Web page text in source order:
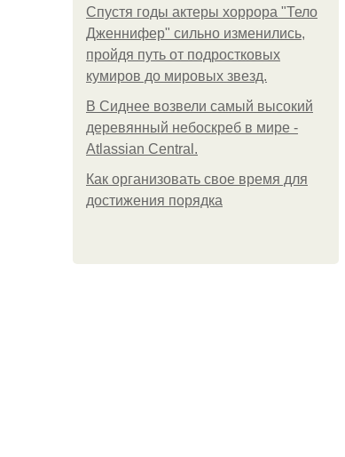
Спустя годы актеры хоррора "Тело
Дженнифер" сильно изменились,
пройдя путь от подростковых
кумиров до мировых звезд.
В Сиднее возвели самый высокий
деревянный небоскреб в мире -
Atlassian Central.
Как организовать свое время для
достижения порядка